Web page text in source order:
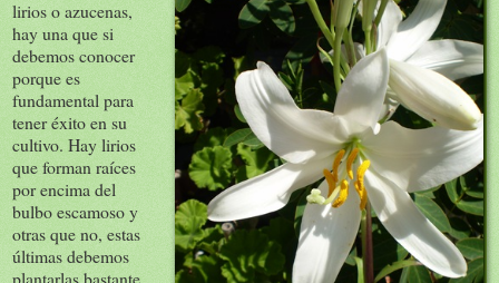
lirios o azucenas,
hay una que si
debemos conocer
porque es
fundamental para
tener éxito en su
cultivo. Hay lirios
que forman raíces
por encima del
bulbo escamoso y
otras que no, estas
últimas debemos
plantarlas bastante